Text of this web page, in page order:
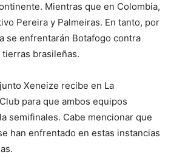
Mientras que en Colombia,
Pereira y Palmeiras. En tanto, por
se enfrentarán Botafogo contra
brasileñas.
Xeneize recibe en La
para que ambos equipos
semifinales. Cabe mencionar que
han enfrentado en estas instancias